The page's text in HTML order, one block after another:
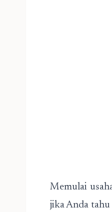
Memulai
jika Anda tahu